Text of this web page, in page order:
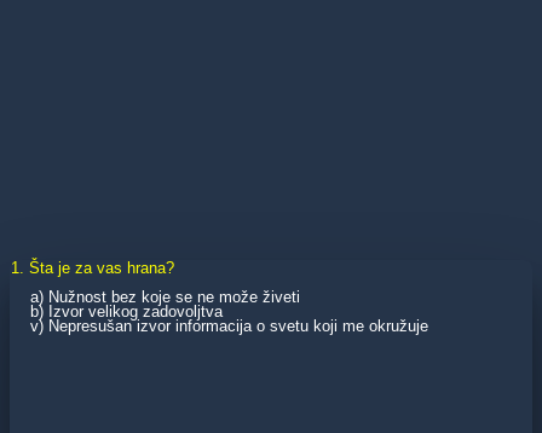
1. Šta je za vas hrana?
a) Nužnost bez koje se ne može živeti
b) Izvor velikog zadovoljtva
v) Nepresušan izvor informacija o svetu koji me okružuje